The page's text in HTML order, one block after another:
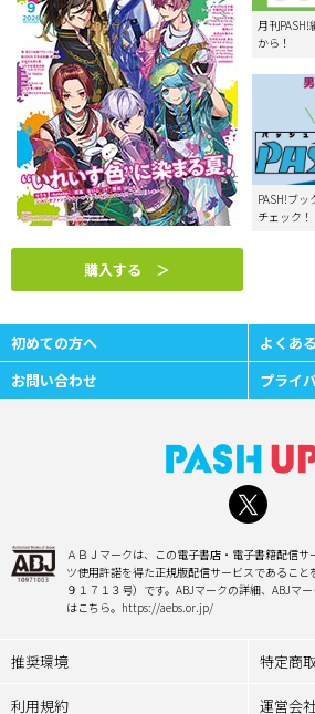
購入する ＞
月刊
から！
PASH!ブ
チェック！
初めての方へ
よくあ
お問い合わせ
プライ
ＡＢＪマークは、この電子書店・電子書籍配信
ツ使用許諾を得た正規版配信サービスであること
９１７１３号）です。ABJマークの詳細、ABJマ
はこちら。https://aebs.or.jp/
推奨環境 特定商
利用規約 運営会